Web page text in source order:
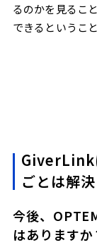
るのかを見るこ
できるというこ
GiverLink
ごとは解
今後、
はありますか